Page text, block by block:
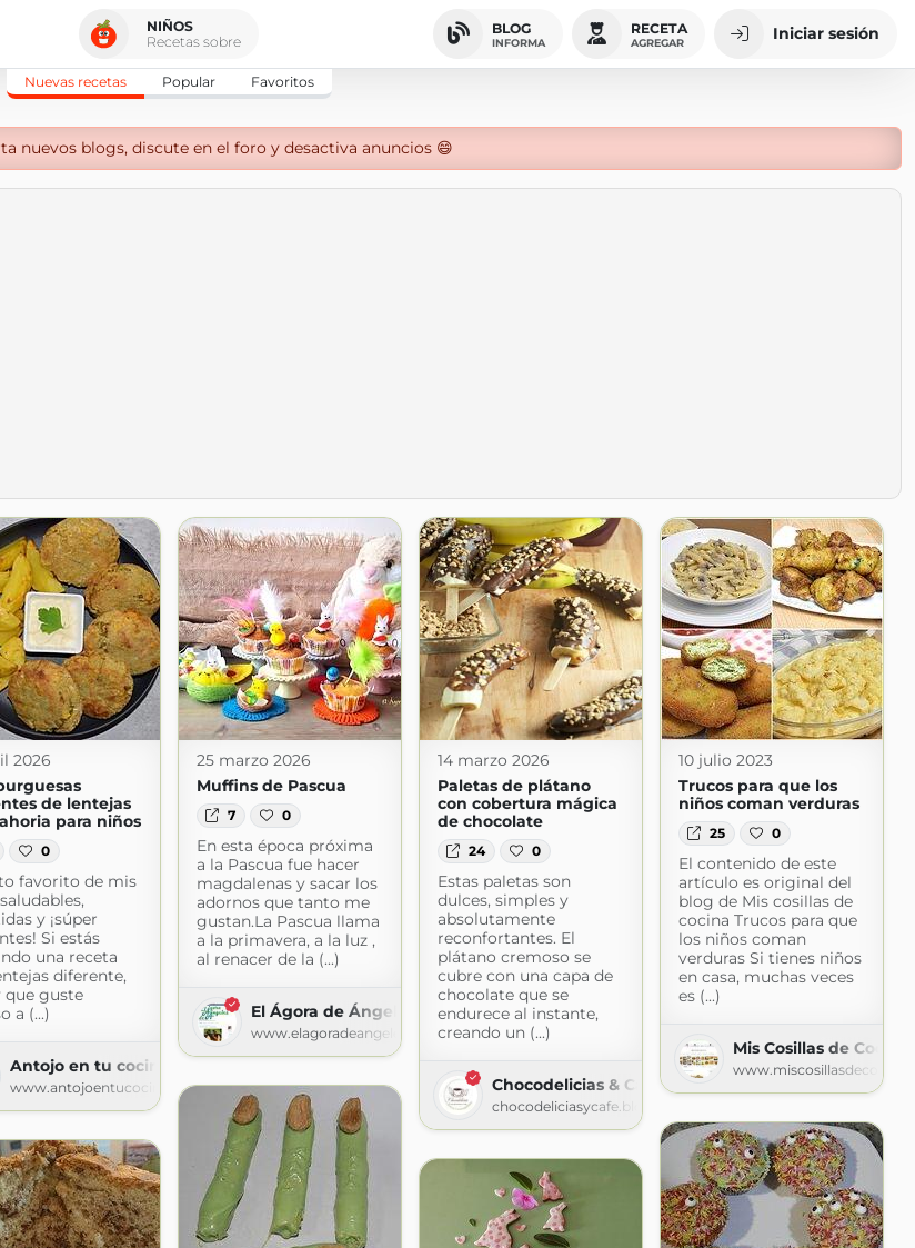
NIÑOS
Recetas sobre
BLOG
INFORMA
RECETA
AGREGAR Iniciar sesión
Nuevas recetas Popular Favoritos
nuevos blogs, discute en el foro y desactiva anuncios 😄
2026
de lentejas
para niños
0
favorito de mis
y ¡súper
Si estás
una receta
diferente,
que guste
a (...)
Antojo en tu cocina
www.antojoentucocina.com
25 marzo 2026
Muffins de Pascua
7 0
En esta época próxima
a la Pascua fue hacer
magdalenas y sacar los
adornos que tanto me
gustan.La Pascua llama
a la primavera, a la luz ,
al renacer de la (...)
El Ágora de Ángeles
www.elagoradeangeles.com
14 marzo 2026
Paletas de plátano
con cobertura mágica
de chocolate
24 0
Estas paletas son
dulces, simples y
absolutamente
reconfortantes. El
plátano cremoso se
cubre con una capa de
chocolate que se
endurece al instante,
creando un (...)
Chocodelicias & Café
chocodeliciasycafe.blogspot.com
10 julio 2023
Trucos para que los
niños coman verduras
25 0
El contenido de este
artículo es original del
blog de Mis cosillas de
cocina Trucos para que
los niños coman
verduras Si tienes niños
en casa, muchas veces
es (...)
Mis Cosillas de Cocina